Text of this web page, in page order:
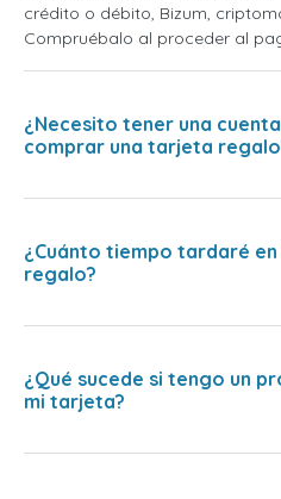
crédito o débito, Bizum,
Compruébalo al proceder al
¿Necesito tener una
comprar una tarjeta
¿Cuánto tiempo tardaré
regalo?
¿Qué sucede si tengo un
mi tarjeta?